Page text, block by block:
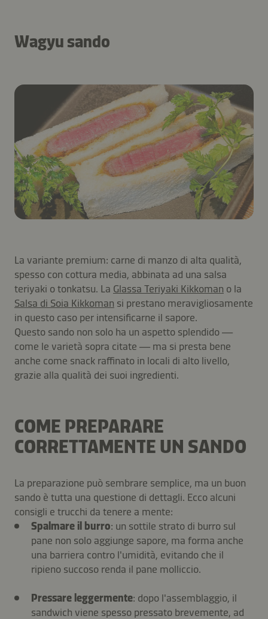
Wagyu sando
La variante premium: carne di manzo di alta qualità,
spesso con cottura media, abbinata ad una salsa
teriyaki o tonkatsu. La Glassa Teriyaki Kikkoman o la
Salsa di Soia Kikkoman si prestano meravigliosamente
in questo caso per intensificarne il sapore.
Questo sando non solo ha un aspetto splendido —
come le varietà sopra citate — ma si presta bene
anche come snack raffinato in locali di alto livello,
grazie alla qualità dei suoi ingredienti.
COME PREPARARE
CORRETTAMENTE UN SANDO
La preparazione può sembrare semplice, ma un buon
sando è tutta una questione di dettagli. Ecco alcuni
consigli e trucchi da tenere a mente:
Spalmare il burro: un sottile strato di burro sul
pane non solo aggiunge sapore, ma forma anche
una barriera contro l'umidità, evitando che il
ripieno succoso renda il pane molliccio.
Pressare leggermente: dopo l'assemblaggio, il
sandwich viene spesso pressato brevemente, ad